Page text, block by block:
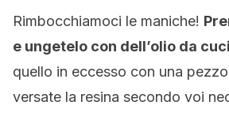
Rimbocchiamoci le maniche!
e ungetelo con dell’olio da
quello in eccesso con una
versate la resina secondo voi